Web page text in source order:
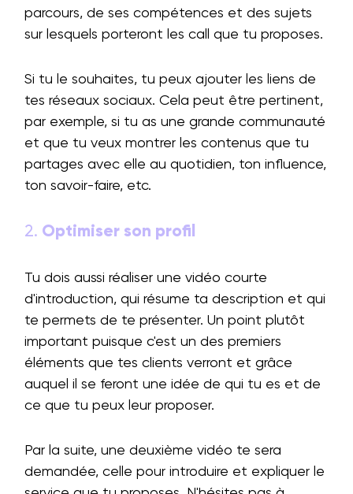
parcours, de ses compétences et des sujets
sur lesquels porteront les call que tu proposes.
Si tu le souhaites, tu peux ajouter les liens de
tes réseaux sociaux. Cela peut être pertinent,
par exemple, si tu as une grande communauté
et que tu veux montrer les contenus que tu
partages avec elle au quotidien, ton influence,
ton savoir-faire, etc.
2. Optimiser son profil
Tu dois aussi réaliser une vidéo courte
d'introduction, qui résume ta description et qui
te permets de te présenter. Un point plutôt
important puisque c'est un des premiers
éléments que tes clients verront et grâce
auquel il se feront une idée de qui tu es et de
ce que tu peux leur proposer.
Par la suite, une deuxième vidéo te sera
demandée, celle pour introduire et expliquer le